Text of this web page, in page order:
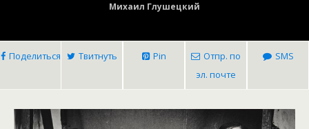
Михаил Глушецкий
Поделиться Твитнуть Pin
Отпр. по
эл. почте
SMS